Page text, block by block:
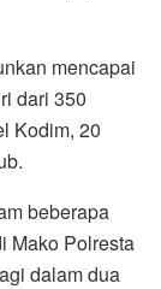
mencapai
dari 350
Kodim, 20
beberapa
Mako Polresta
dalam dua